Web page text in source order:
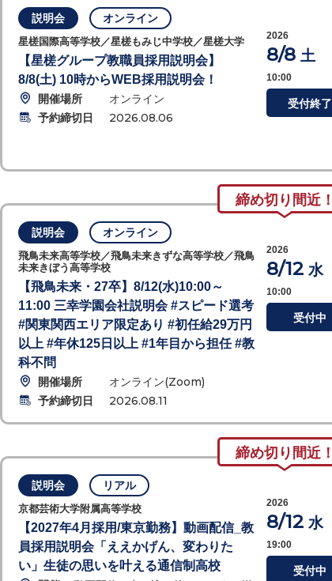
説明会 オンライン
星槎国際高等学校／星槎もみじ中学校／星槎大学
【星槎グループ教職員採用説明会】
8/8(土) 10時からWEB採用説明会！
開催場所
オンライン
予約締切日
2026.08.06
2026
8/8 土
10:00
受付終了
締め切り間近！
説明会 オンライン
飛鳥未来高等学校／飛鳥未来きずな高等学校／飛鳥
未来きぼう高等学校
【飛鳥未来・27卒】8/12(水)10:00～
11:00 三幸学園会社説明会 #スピード選考
#関東関西エリア限定あり #初任給29万円
以上 #年休125日以上 #1年目から担任 #教
科不問
開催場所
オンライン(Zoom)
予約締切日
2026.08.11
2026
8/12 水
10:00
受付中
締め切り間近！
説明会 リアル
京都芸術大学附属高等学校
【2027年4月採用/東京勤務】動画配信_教
員採用説明会「ええかげん、変わりた
い」生徒の思いを叶える通信制高校
2026
8/12 水
19:00
受付中